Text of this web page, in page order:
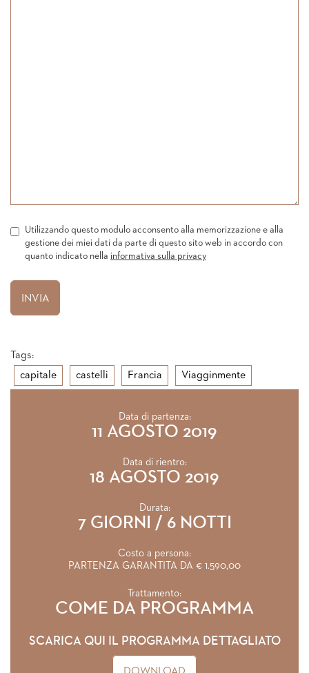
Utilizzando questo modulo acconsento alla memorizzazione e alla
gestione dei miei dati da parte di questo sito web in accordo con
quanto indicato nella informativa sulla privacy
Tags:
capitale
castelli Francia Viagginmente
Data di partenza:
11 AGOSTO 2019
Data di rientro:
18 AGOSTO 2019
Durata:
7 GIORNI / 6 NOTTI
Costo a persona:
PARTENZA GARANTITA DA € 1.590,00
Trattamento:
COME DA PROGRAMMA
SCARICA QUI IL PROGRAMMA DETTAGLIATO